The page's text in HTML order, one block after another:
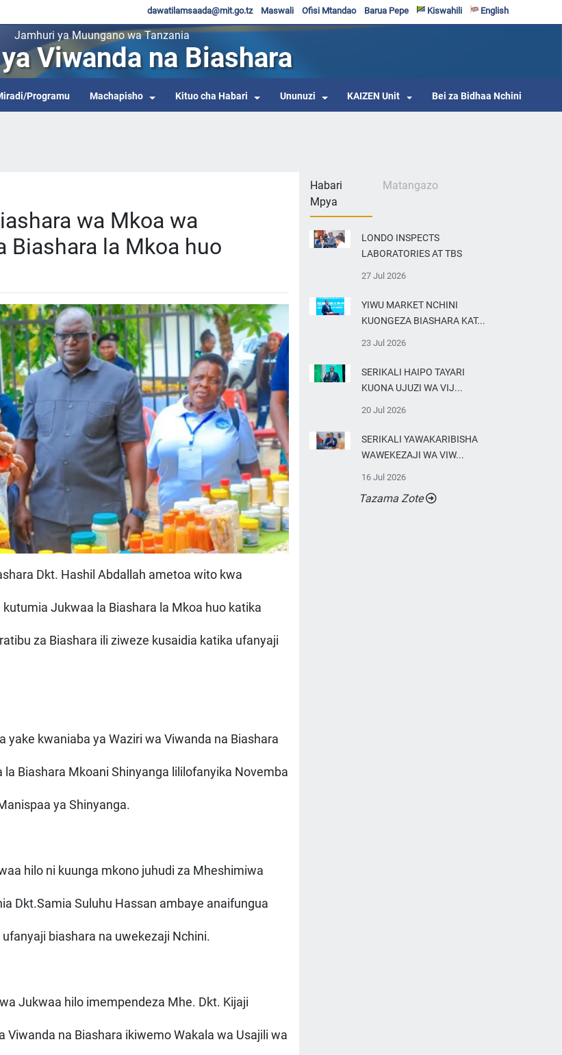
English
Kiswahili
Barua Pepe
Ofisi Mtandao
Maswali
dawatilamsaada@mit.go.tz
Jamhuri ya Muungano wa Tanzania
Viwanda na Biashara
Programu Machapisho Kituo cha Habari Ununuzi KAIZEN Unit Bei za Bidhaa Nchini
wa Mkoa wa
Biashara la Mkoa huo
Dkt. Hashil Abdallah ametoa wito kwa
Jukwaa la Biashara la Mkoa huo katika
za Biashara ili ziweze kusaidia katika ufanyaji
kwaniaba ya Waziri wa Viwanda na Biashara
Biashara Mkoani Shinyanga lililofanyika Novemba
ya Shinyanga.
hilo ni kuunga mkono juhudi za Mheshimiwa
Dkt.Samia Suluhu Hassan ambaye anaifungua
biashara na uwekezaji Nchini.
Jukwaa hilo imempendeza Mhe. Dkt. Kijaji
Viwanda na Biashara ikiwemo Wakala wa Usajili wa
Habari
Mpya
Matangazo
LONDO INSPECTS
LABORATORIES AT TBS
27 Jul 2026
YIWU MARKET NCHINI
KUONGEZA BIASHARA KAT...
23 Jul 2026
SERIKALI HAIPO TAYARI
KUONA UJUZI WA VIJ...
20 Jul 2026
SERIKALI YAWAKARIBISHA
WAWEKEZAJI WA VIW...
16 Jul 2026
Tazama Zote